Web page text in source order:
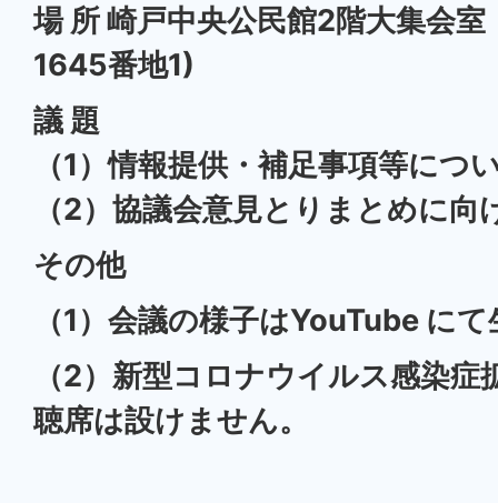
場 所 崎戸中央公民館2階大集会室
1645番地1)
議 題
（1）情報提供・補足事項等につ
（2）協議会意見とりまとめに向
その他
（1）会議の様子はYouTube に
（2）新型コロナウイルス感染
聴席は設けません。